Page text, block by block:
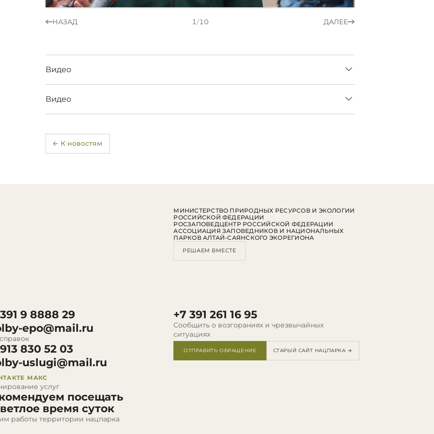
НАЗАД 1/10 ДАЛЕЕ
Видео
Видео
← К новостям
9 8888 29
epo@mail.ru
830 52 03
uslugi@mail.ru
МАКС
услуг
посещать
время суток
работы территории нацпарка
+7 391 261 16 95
Сообщить о возгораниях и чрезвычайных
ситуациях
ОТПРАВИТЬ ОБРАЩЕНИЕ СТАРЫЙ САЙТ НАЦПАРКА →
МИНИСТЕРСТВО ПРИРОДНЫХ РЕСУРСОВ И ЭКОЛОГИИ
РОССИЙСКОЙ ФЕДЕРАЦИИ
РОСЗАПОВЕДЦЕНТР РОССИЙСКОЙ ФЕДЕРАЦИИ
АССОЦИАЦИЯ ЗАПОВЕДНИКОВ И НАЦИОНАЛЬНЫХ
ПАРКОВ АЛТАЙ-САЯНСКОГО ЭКОРЕГИОНА
РЕШАЕМ ВМЕСТЕ